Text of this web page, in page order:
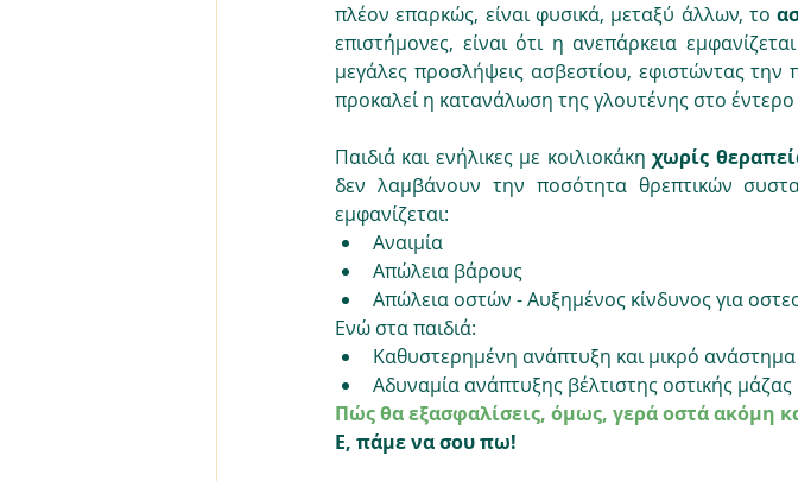
πλέον επαρκώς, είναι φυσικά, μεταξύ άλλων, το
επιστήμονες, είναι ότι η ανεπάρκεια
μεγάλες προσλήψεις ασβεστίου, εφιστώντας
προκαλεί η κατανάλωση της γλουτένης στο
Παιδιά και ενήλικες με κοιλιοκάκη χωρίς
δεν λαμβάνουν την ποσότητα θρεπτικών
εμφανίζεται:
Αναιμία
Απώλεια βάρους
Απώλεια οστών - Αυξημένος κίνδυνος για
Ενώ στα παιδιά:
Καθυστερημένη ανάπτυξη και μικρό ανάστημα
Αδυναμία ανάπτυξης βέλτιστης οστικής μάζας
Πώς θα εξασφαλίσεις, όμως, γερά οστά ακόμη
Ε, πάμε να σου πω!